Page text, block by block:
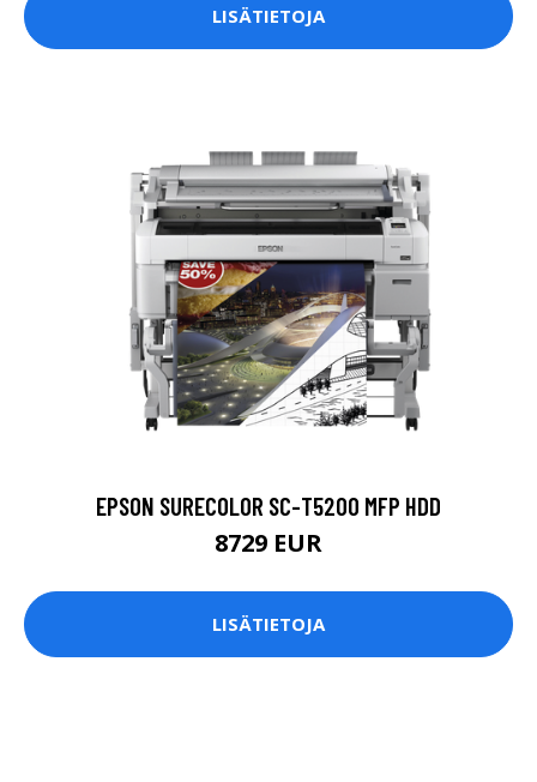
LISÄTIETOJA
EPSON SURECOLOR SC-T5200 MFP HDD
8729 EUR
LISÄTIETOJA